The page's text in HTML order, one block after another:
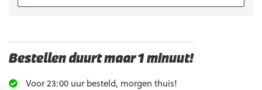
Bestellen duurt maar 1 minuut!
Voor 23:00 uur besteld, morgen thuis!